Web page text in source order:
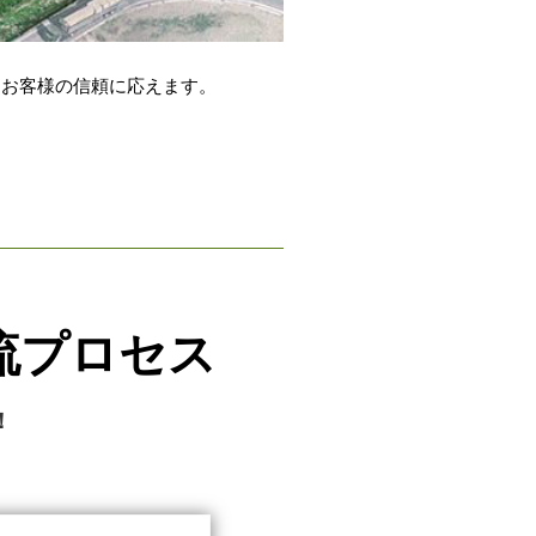
客様の信頼に応えます。
プロセス